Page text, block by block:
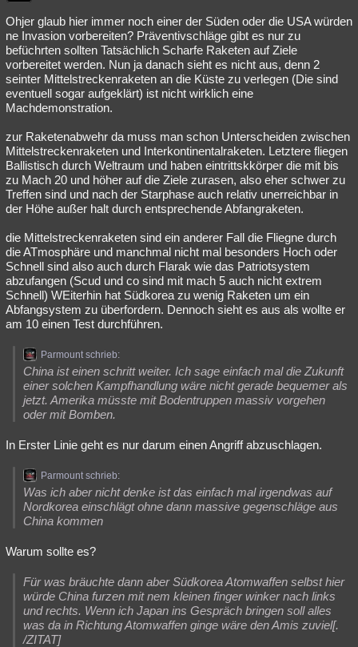
Ohjer glaub hier immer noch einer der Süden oder die USA würden
ne Invasion vorbereiten? Präventivschläge gibt es nur zu
befüchrten sollten Tatsächlich Scharfe Raketen auf Ziele
vorbereitet werden. Nun ja danach sieht es nicht aus, denn 2
seinter Mittelstreckenraketen an die Küste zu verlegen (Die sind
eventuell sogar aufgeklärt) ist nicht wirklich eine
Machdemonstration.
zur Raketenabwehr da muss man schon Unterscheiden zwischen
Mittelstreckenraketen und Interkontinentalraketen. Letztere fliegen
Ballistisch durch Weltraum und haben eintrittskkörper die mit bis
zu Mach 20 und höher auf die Ziele zurasen, also eher schwer zu
Treffen sind und nach der Starphase auch relativ unerreichbar in
der Höhe außer halt durch entsprechende Abfangraketen.
die Mittelstreckenraketen sind ein anderer Fall die Fliegne durch
die ATmosphäre und manchmal nicht mal besonders Hoch oder
Schnell sind also auch durch Flarak wie das Patriotsystem
abzufangen (Scud und co sind mit mach 5 auch nicht extrem
Schnell) WEiterhin hat Südkorea zu wenig Raketen um ein
Abfangsystem zu überfordern. Dennoch sieht es aus als wollte er
am 10 einen Test durchführen.
Parmount schrieb:
China ist einen schritt weiter. Ich sage einfach mal die Zukunft
einer solchen Kampfhandlung wäre nicht gerade bequemer als
jetzt. Amerika müsste mit Bodentruppen massiv vorgehen
oder mit Bomben.
In Erster Linie geht es nur darum einen Angriff abzuschlagen.
Parmount schrieb:
Was ich aber nicht denke ist das einfach mal irgendwas auf
Nordkorea einschlägt ohne dann massive gegenschläge aus
China kommen
Warum sollte es?
Für was bräuchte dann aber Südkorea Atomwaffen selbst hier
würde China furzen mit nem kleinen finger winker nach links
und rechts. Wenn ich Japan ins Gespräch bringen soll alles
was da in Richtung Atomwaffen ginge wäre den Amis zuviel[.
/ZITAT]